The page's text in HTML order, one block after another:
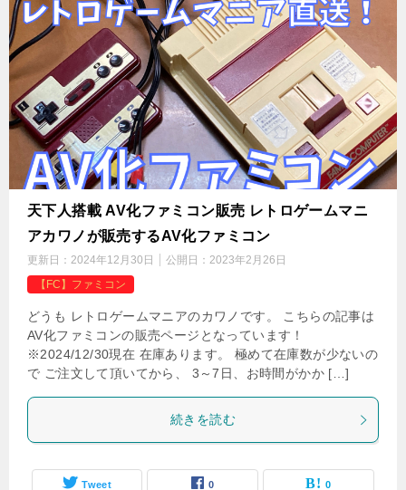
天下人搭載 AV化ファミコン販売 レトロゲームマニ
アカワノが販売するAV化ファミコン
更新日： 2024年12月30日 公開日： 2023年2月26日
【FC】ファミコン
どうも レトロゲームマニアのカワノです。 こちらの記事は
AV化ファミコンの販売ページとなっています！
※2024/12/30現在 在庫あります。 極めて在庫数が少ないの
で ご注文して頂いてから、 3～7日、お時間がかか […]
続きを読む
Tweet 0 0